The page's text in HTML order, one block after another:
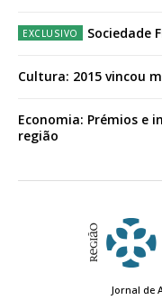
Sociedade
Cultura: 2015 vincou
Economia: Prémios e
região
Jornal de